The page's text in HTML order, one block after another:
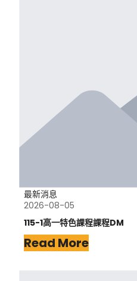
最新消息
2026-08-05
115-1高一特色課程課程DM
Read More